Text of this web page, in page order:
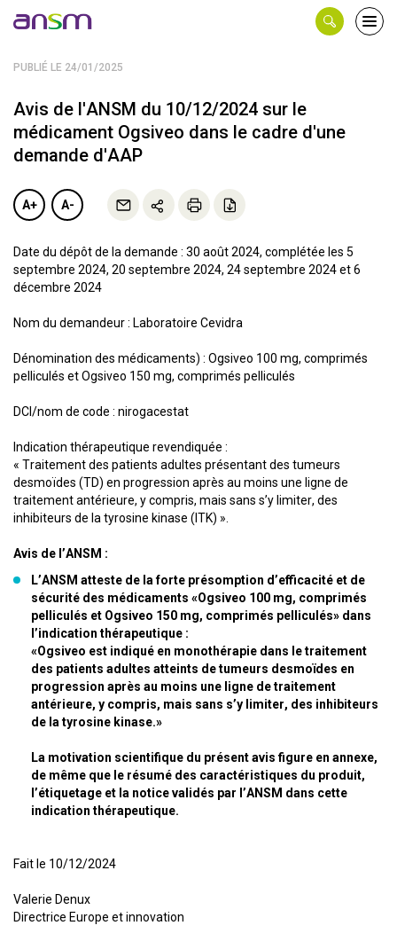
PUBLIÉ LE 24/01/2025
Avis de l'ANSM du 10/12/2024 sur le
médicament Ogsiveo dans le cadre d'une
demande d'AAP
A+ A-
Date du dépôt de la demande : 30 août 2024, complétée les 5
septembre 2024, 20 septembre 2024, 24 septembre 2024 et 6
décembre 2024
Nom du demandeur : Laboratoire Cevidra
Dénomination des médicaments) : Ogsiveo 100 mg, comprimés
pelliculés et Ogsiveo 150 mg, comprimés pelliculés
DCI/nom de code : nirogacestat
Indication thérapeutique revendiquée :
« Traitement des patients adultes présentant des tumeurs
desmoïdes (TD) en progression après au moins une ligne de
traitement antérieure, y compris, mais sans s’y limiter, des
inhibiteurs de la tyrosine kinase (ITK) ».
Avis de l’ANSM :
L’ANSM atteste de la forte présomption d’efficacité et de
sécurité des médicaments «Ogsiveo 100 mg, comprimés
pelliculés et Ogsiveo 150 mg, comprimés pelliculés» dans
l’indication thérapeutique :
«Ogsiveo est indiqué en monothérapie dans le traitement
des patients adultes atteints de tumeurs desmoïdes en
progression après au moins une ligne de traitement
antérieure, y compris, mais sans s’y limiter, des inhibiteurs
de la tyrosine kinase.»
La motivation scientifique du présent avis figure en annexe,
de même que le résumé des caractéristiques du produit,
l’étiquetage et la notice validés par l’ANSM dans cette
indication thérapeutique.
Fait le 10/12/2024
Valerie Denux
Directrice Europe et innovation